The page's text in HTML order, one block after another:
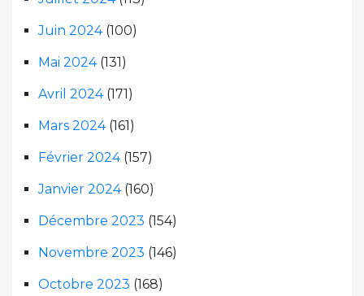
Juin 2024(100)
Mai 2024(131)
Avril 2024(171)
Mars 2024(161)
Février 2024(157)
Janvier 2024(160)
Décembre 2023 (154)
Novembre 2023 (146)
Octobre 2023 (168)